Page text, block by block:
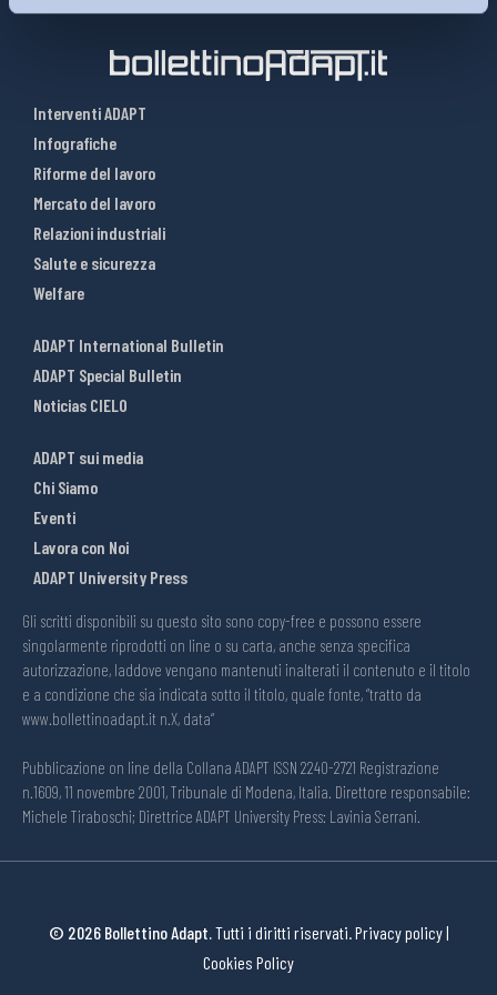
Interventi ADAPT
Infografiche
Riforme del lavoro
Mercato del lavoro
Relazioni industriali
Salute e sicurezza
Welfare
ADAPT International Bulletin
ADAPT Special Bulletin
Noticias CIELO
ADAPT sui media
Chi Siamo
Eventi
Lavora con Noi
ADAPT University Press
Gli scritti disponibili su questo sito sono copy-free e possono essere
singolarmente riprodotti on line o su carta, anche senza specifica
autorizzazione, laddove vengano mantenuti inalterati il contenuto e il titolo
e a condizione che sia indicata sotto il titolo, quale fonte, “tratto da
www.bollettinoadapt.it n.X, data“
Pubblicazione on line della Collana ADAPT ISSN 2240-2721 Registrazione
n.1609, 11 novembre 2001, Tribunale di Modena, Italia. Direttore responsabile:
Michele Tiraboschi; Direttrice ADAPT University Press: Lavinia Serrani.
© 2026 Bollettino Adapt.Tutti i diritti riservati.Privacy policy|
Cookies Policy